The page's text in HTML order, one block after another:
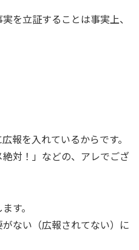
を立証することは事実上、
報を入れているからです。
対！」などの、アレでござ
す。
ない（広報されてない）に